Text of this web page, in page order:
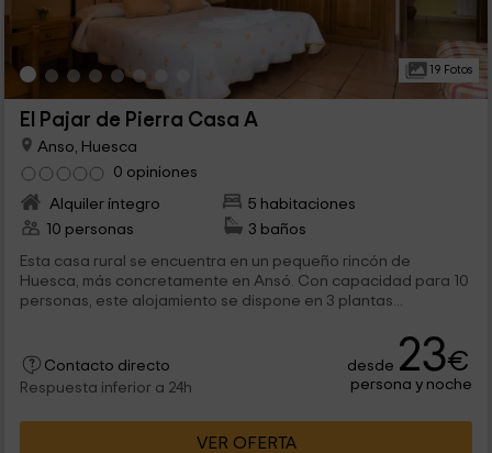
19 Fotos
El Pajar de Pierra Casa A
Anso, Huesca
0 opiniones
Alquiler íntegro
5 habitaciones
10 personas
3 baños
Esta casa rural se encuentra en un pequeño rincón de
Huesca, más concretamente en Ansó. Con capacidad para 10
personas, este alojamiento se dispone en 3 plantas...
Contacto directo
Respuesta inferior a 24h
desde 23€
persona y noche
VER OFERTA